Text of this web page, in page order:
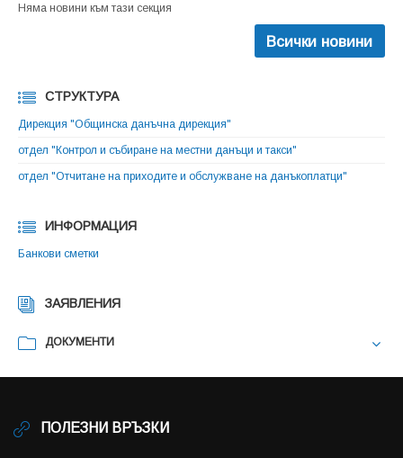
Няма новини към тази секция
Всички новини
СТРУКТУРА
Дирекция "Общинска данъчна дирекция"
отдел "Контрол и събиране на местни данъци и такси"
отдел "Отчитане на приходите и обслужване на данъкоплатци"
ИНФОРМАЦИЯ
Банкови сметки
ЗАЯВЛЕНИЯ
ДОКУМЕНТИ
ПОЛЕЗНИ ВРЪЗКИ